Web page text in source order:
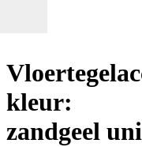
kleur:
zandgeel uni